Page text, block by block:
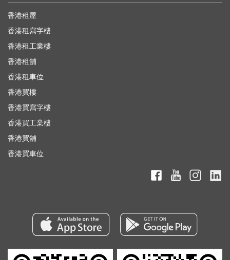
香港租屋
香港租寫字樓
香港租工業樓
香港租舖
香港租車位
香港買樓
香港買寫字樓
香港買工業樓
香港買舖
香港買車位